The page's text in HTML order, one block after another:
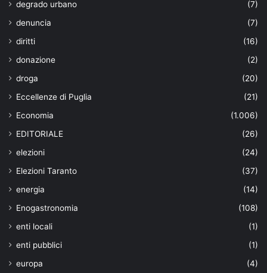
degrado urbano
(7)
denuncia
(7)
diritti
(16)
donazione
(2)
droga
(20)
Eccellenze di Puglia
(21)
Economia
(1.006)
EDITORIALE
(26)
elezioni
(24)
Elezioni Taranto
(37)
energia
(14)
Enogastronomia
(108)
enti locali
(1)
enti pubblici
(1)
europa
(4)